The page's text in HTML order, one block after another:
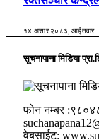
१४ असार २०८३, आईतवार
सूचनापाना मिडिया
फोन नम्बर
वेबसाईट: